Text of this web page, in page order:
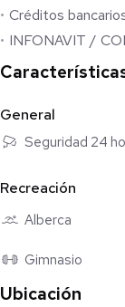
Créditos
INFONAVIT /
General
Seguridad 24
Recreación
Alberca
Gimnasio
Ubicación